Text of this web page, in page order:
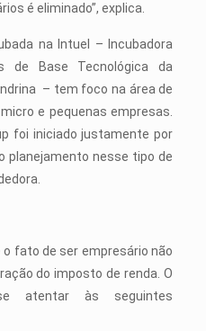
é eliminado”, explica.
na Intuel – Incubadora
de Base Tecnológica da
– tem foco na área de
e pequenas empresas.
foi iniciado justamente por
planejamento nesse tipo de
fato de ser empresário não
do imposto de renda. O
atentar às seguintes